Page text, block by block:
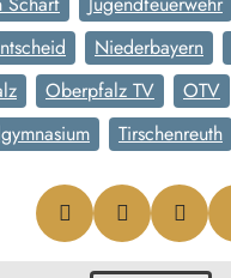
Niederbayern
Oberpfalz TV
OTV
Tirschenreuth